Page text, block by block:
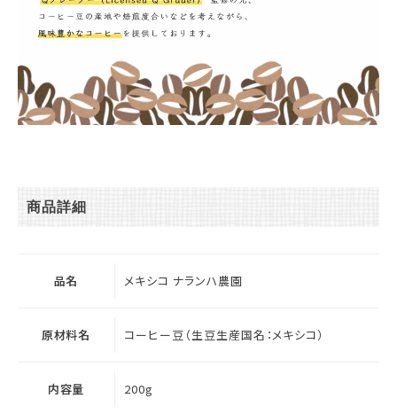
商品詳細
品名 メキシコ ナランハ農園
原材料名 コーヒー豆（生豆生産国名：メキシコ）
内容量 200g